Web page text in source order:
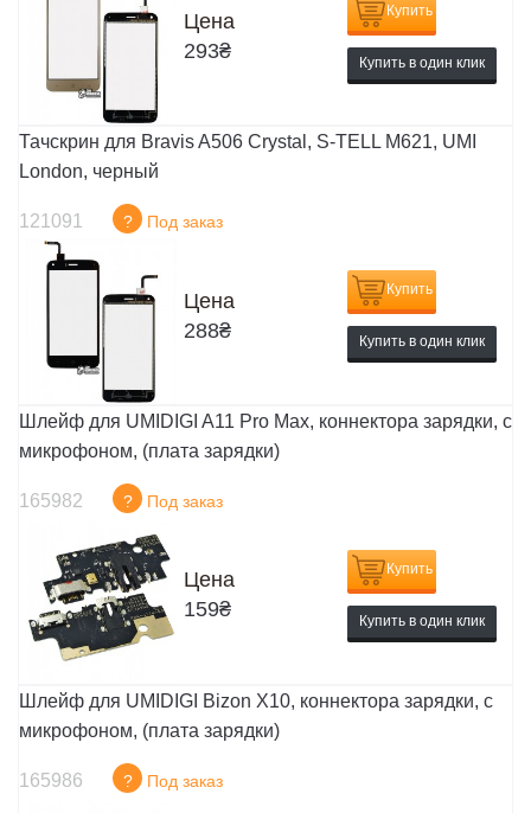
Цена
293₴
Купить
Купить в один клик
Тачскрин для Bravis A506 Crystal, S-TELL M621, UMI
London, черный
121091 ? Под заказ
Цена
288₴
Купить
Купить в один клик
Шлейф для UMIDIGI A11 Pro Max, коннектора зарядки, с
микрофоном, (плата зарядки)
165982 ? Под заказ
Цена
159₴
Купить
Купить в один клик
Шлейф для UMIDIGI Bizon X10, коннектора зарядки, с
микрофоном, (плата зарядки)
165986 ? Под заказ